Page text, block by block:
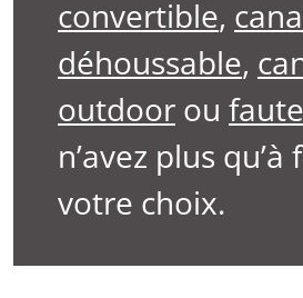
convertible,
déhoussable,
outdoor ou
n’avez plus qu’à
votre choix.